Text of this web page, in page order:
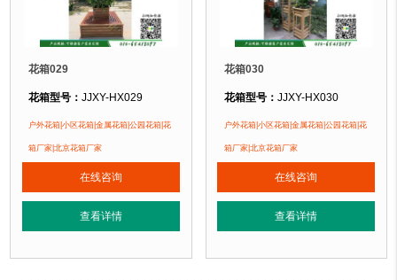
花箱029
花箱型号：JJXY-HX029
花箱规格：可根据客户需求定制！
花箱材质：金属镂空/铝合金/塑木/防腐木
花箱周期：现货花箱 即拍即发
1、花箱不会对环境产生污染。2、花箱在视觉上，线条流畅，外
正在使用该花箱的部分客户：
朝阳某小区、苏州某别墅区、海淀某小区....
户外花箱|小区花箱|金属花箱|公园花箱|花
箱厂家|北京花箱厂家
在线咨询
查看详情
花箱030
花箱型号： JJXY-HX030
花箱规格：可根据客户需求定制！
花箱材质：金属镂空/铝合金/塑木/防
花箱周期：现货花箱 即拍即发
1、花箱不会对环境产生
正在使用该花箱的部分客户：
朝阳某小区、苏州某别墅区、海淀某
户外花箱|小区花箱|金属花箱|公园花箱|花
箱厂家|北京花箱厂家
在线咨询
查看详情